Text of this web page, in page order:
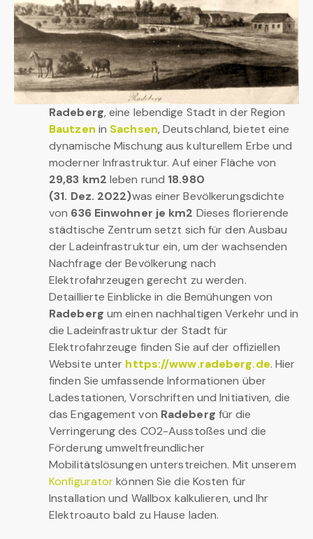
Radeberg, eine lebendige Stadt in der Region
Bautzen in Sachsen, Deutschland, bietet eine
dynamische Mischung aus kulturellem Erbe und
moderner Infrastruktur. Auf einer Fläche von
29,83 km2 leben rund 18.980
(31. Dez. 2022)was einer Bevölkerungsdichte
von 636 Einwohner je km2 Dieses florierende
städtische Zentrum setzt sich für den Ausbau
der Ladeinfrastruktur ein, um der wachsenden
Nachfrage der Bevölkerung nach
Elektrofahrzeugen gerecht zu werden.
Detaillierte Einblicke in die Bemühungen von
Radeberg um einen nachhaltigen Verkehr und in
die Ladeinfrastruktur der Stadt für
Elektrofahrzeuge finden Sie auf der offiziellen
Website unter https://www.radeberg.de. Hier
finden Sie umfassende Informationen über
Ladestationen, Vorschriften und Initiativen, die
das Engagement von Radeberg für die
Verringerung des CO2-Ausstoßes und die
Förderung umweltfreundlicher
Mobilitätslösungen unterstreichen. Mit unserem
Konfiguratorkönnen Sie die Kosten für
Installation und Wallbox kalkulieren, und Ihr
Elektroauto bald zu Hause laden.